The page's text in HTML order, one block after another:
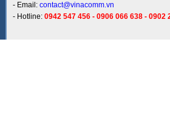
- Email: contact@vinacomm.vn
- Hotline: 0942 547 456 - 0906 066 638 - 0902